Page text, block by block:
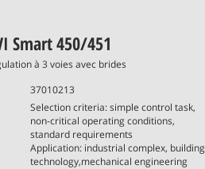
Smart 450/451
à 3 voies avec brides
37010213
Selection criteria: simple control task,
non-critical operating conditions,
standard requirements
Application: industrial complex, building
technology,mechanical engineering